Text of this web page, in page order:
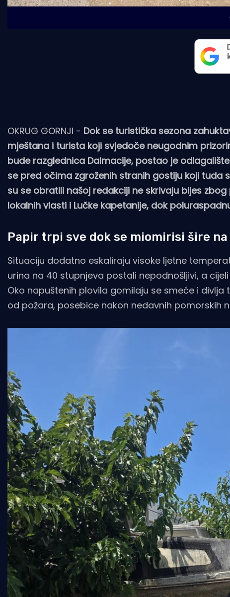
OKRUG GORNJI - Dok se turistička sezona
mještana i turista koji svjedoče neugodnim
bude razglednica Dalmacije, postao je
se pred očima zgroženih stranih gostiju koji
su se obratili našoj redakciji ne skrivaju bijes
lokalnih vlasti i Lučke kapetanije, dok
Papir trpi sve dok se miomirisi šire
Situaciju dodatno eskaliraju visoke ljetne
urina na 40 stupnjeva postali nepodnošljivi, a
Oko napuštenih plovila gomilaju se smeće i
od požara, posebice nakon nedavnih pomorskih